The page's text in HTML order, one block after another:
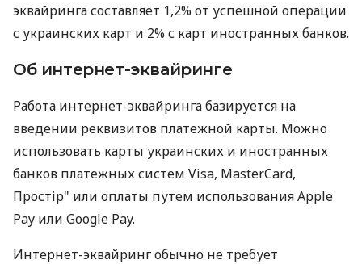
эквайринга составляет 1,2% от успешной операции
с украинских карт и 2% с карт иностранных банков.
Об интернет-эквайринге
Работа интернет-эквайринга базируется на
введении реквизитов платежной карты. Можно
использовать карты украинских и иностранных
банков платежных систем Visa, MasterCard,
Простір" или оплаты путем использования Apple
Pay или Google Pay.
Интернет-эквайринг обычно не требует